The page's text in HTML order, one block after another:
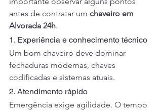
antes de contratar um chaveiro em
Alvorada 24h.
1. Experiência e conhecimento técnico
Um bom chaveiro deve dominar
fechaduras modernas, chaves
codificadas e sistemas atuais.
2. Atendimento rápido
Emergência exige agilidade. O tempo